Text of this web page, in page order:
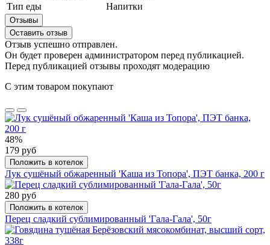
Тип еды
Напитки
Отзывы
Оставить отзыв
Отзыв успешно отправлен.
Он будет проверен администратором перед публикацией.
Перед публикацией отзывы проходят модерацию
С этим товаром покупают
48%
179 руб
Положить в котелок
Лук сушёный обжаренный 'Каша из Топора', ПЭТ банка, 200 г
280 руб
Положить в котелок
Перец сладкий сублимированный 'Гала-Гала', 50г